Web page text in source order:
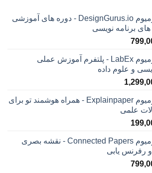
اکانت پرمیوم DesignGurus.io - دوره ‌های آموزشی
برنامه نویسی
اکانت پرمیوم LabEx - پلتفرم آموزش عملی
و علوم داده
اکانت پرمیوم Explainpaper - همراه هوشمند تو برای
علمی
اکانت پرمیوم Connected Papers - نقشه بصری
رفرنس یابی